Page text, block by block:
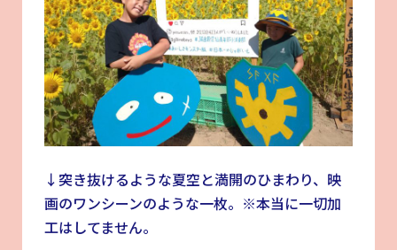
↓突き抜けるような夏空と満開のひまわり、映
画のワンシーンのような一枚。※本当に一切加
工はしてません。